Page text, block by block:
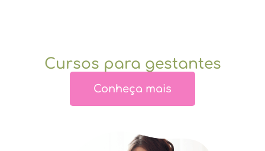
Cursos para gestantes
Conheça mais